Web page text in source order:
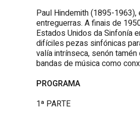
Paul Hindemith (1895-
entreguerras. A finais de
Estados Unidos da Sinfonía
difíciles pezas sinfónicas
valía intrínseca, senón
bandas de música como
PROGRAMA
1ª PARTE